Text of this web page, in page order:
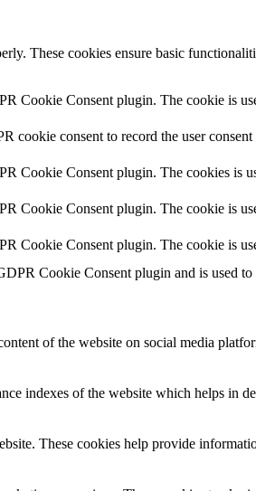
These cookies ensure basic
Cookie Consent plugin. The cookie is
cookie consent to record the user
Cookie Consent plugin. The cookies is
Cookie Consent plugin. The cookie is
Cookie Consent plugin. The cookie is
Cookie Consent plugin and is used
of the website on social media
indexes of the website which helps in
These cookies help provide